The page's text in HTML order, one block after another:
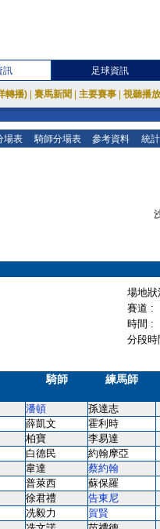
訊 足球資訊
轉播) 賽馬新聞 主要賽事 視聽播
場表 騎師分場表 參考資料 統
場地
賽道 :
時間 :
分段
騎師 練馬師
潘頓 孫達志
薛凱文 霍利時
柏寶 李易達
白德民 約翰摩亞
韋達 蔡約翰
普萊西 蘇保羅
徐君禮 告東尼
冼毅力 賀賢